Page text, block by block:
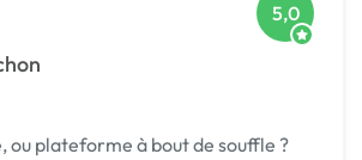
5,0
ou plateforme à bout de souffle ?